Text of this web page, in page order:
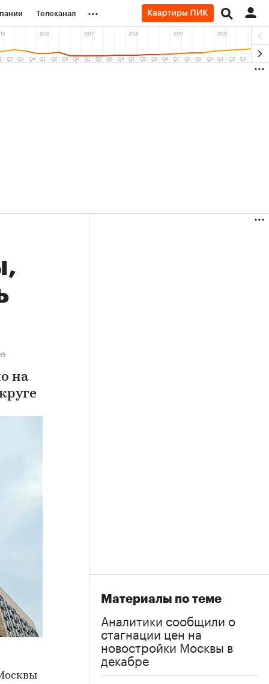
Телеканал ...
на
Материалы по теме
Аналитики сообщили о
стагнации цен на
новостройки Москвы в
декабре